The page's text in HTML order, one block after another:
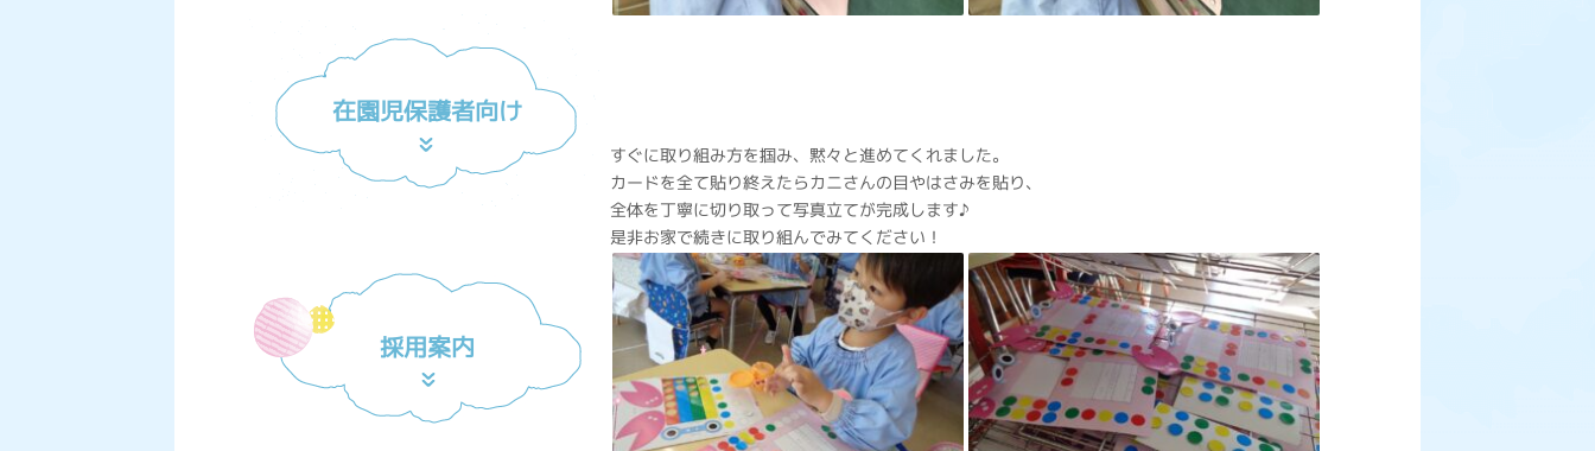
在園児保護者向け
採用案内
すぐに取り組み方を掴み、黙々と進めてくれました。
カードを全て貼り終えたらカニさんの目やはさみを貼り、
全体を丁寧に切り取って写真立てが完成します♪
是非お家で続きに取り組んでみてください！